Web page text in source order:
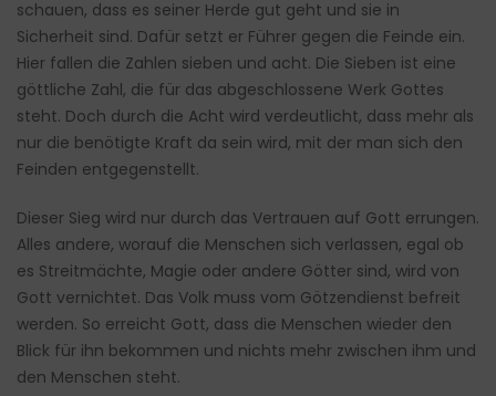
schauen, dass es seiner Herde gut geht und sie in
Sicherheit sind. Dafür setzt er Führer gegen die Feinde ein.
Hier fallen die Zahlen sieben und acht. Die Sieben ist eine
göttliche Zahl, die für das abgeschlossene Werk Gottes
steht. Doch durch die Acht wird verdeutlicht, dass mehr als
nur die benötigte Kraft da sein wird, mit der man sich den
Feinden entgegenstellt.
Dieser Sieg wird nur durch das Vertrauen auf Gott errungen.
Alles andere, worauf die Menschen sich verlassen, egal ob
es Streitmächte, Magie oder andere Götter sind, wird von
Gott vernichtet. Das Volk muss vom Götzendienst befreit
werden. So erreicht Gott, dass die Menschen wieder den
Blick für ihn bekommen und nichts mehr zwischen ihm und
den Menschen steht.